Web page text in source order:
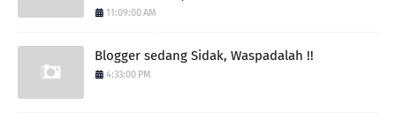
11:09:00 AM
Blogger sedang Sidak, Waspadalah !!
4:33:00 PM